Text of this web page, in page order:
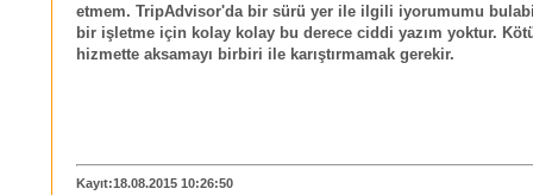
etmem. TripAdvisor'da bir sürü yer ile ilgili iyorumumu
bir işletme için kolay kolay bu derece ciddi yazım yoktur.
hizmette aksamayı birbiri ile karıştırmamak gerekir.
Kayıt:18.08.2015 10:26:50